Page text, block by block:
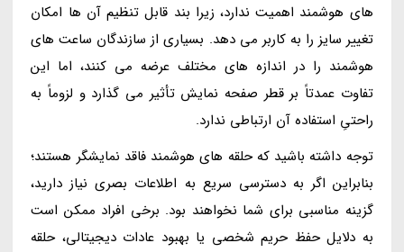
های هوشمند اهمیت ندارد، زیرا بند قابل تنظیم آن ها امکان
تغییر سایز را به کاربر می دهد. بسیاری از سازندگان ساعت های
هوشمند را در اندازه های مختلف عرضه می کنند، اما این
تفاوت عمدتاً بر قطر صفحه نمایش تأثیر می گذارد و لزوماً به
راحتیِ استفاده آن ارتباطی ندارد.
توجه داشته باشید که حلقه های هوشمند فاقد نمایشگر هستند؛
بنابراین اگر به دسترسی سریع به اطلاعات بصری نیاز دارید،
گزینه مناسبی برای شما نخواهند بود. برخی افراد ممکن است
به دلایل حفظ حریم شخصی یا بهبود عادات دیجیتالی، حلقه